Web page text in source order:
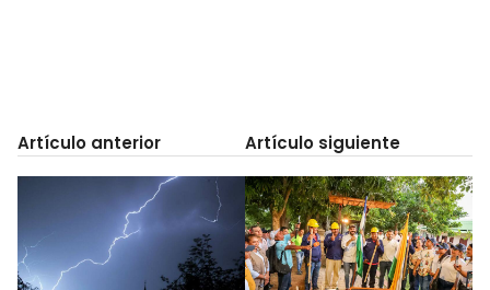
Artículo anterior Artículo siguiente